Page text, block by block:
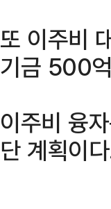
또 이주비
기금 500
이주비 융
단 계획이